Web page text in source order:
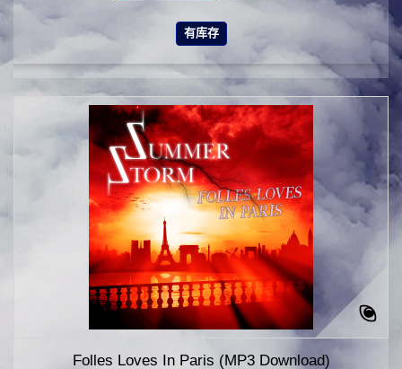
有库存
Folles Loves In Paris (MP3 Download)